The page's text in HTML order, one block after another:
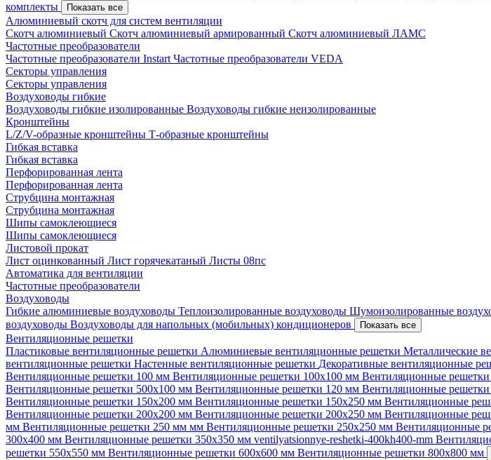
комплекты
Показать все
Алюминиевый скотч для систем вентиляции
Скотч алюминиевый Скотч алюминиевый армированный Скотч алюминиевый ЛАМС
Частотные преобразователи
Частотные преобразователи Instart Частотные преобразователи VEDA
Секторы управления
Секторы управления
Воздуховоды гибкие
Воздуховоды гибкие изолированные Воздуховоды гибкие неизолированные
Кронштейны
L/Z/V-образные кронштейны Т-образные кронштейны
Гибкая вставка
Гибкая вставка
Перфорированная лента
Перфорированная лента
Струбцина монтажная
Струбцина монтажная
Шипы самоклеющиеся
Шипы самоклеющиеся
Листовой прокат
Лист оцинкованный Лист горячекатаный Листы 08пс
Автоматика для вентиляции
Частотные преобразователи
Воздуховоды
Гибкие алюминиевые воздуховоды Теплоизолированные воздуховоды Шумоизолированные
воздуховоды Воздуховоды для напольных (мобильных) кондиционеров Показать все
Вентиляционные решетки
Пластиковые вентиляционные решетки Алюминиевые вентиляционные решетки Металлические
вентиляционные решетки Настенные вентиляционные решетки Декоративные вентиляционные
Вентиляционные решетки 100 мм Вентиляционные решетки 100х100 мм Вентиляционные
Вентиляционные решетки 500х100 мм Вентиляционные решетки 120 мм Вентиляционные
Вентиляционные решетки 150х200 мм Вентиляционные решетки 150х250 мм Вентиляционные
Вентиляционные решетки 200х200 мм Вентиляционные решетки 200х250 мм Вентиляционные
мм Вентиляционные решетки 250 мм мм Вентиляционные решетки 250х250 мм Вентиляционные
300х400 мм Вентиляционные решетки 350х350 мм ventilyatsionnye-reshetki-400kh400-mm
решетки 550х550 мм Вентиляционные решетки 600х600 мм Вентиляционные решетки 800х800 мм